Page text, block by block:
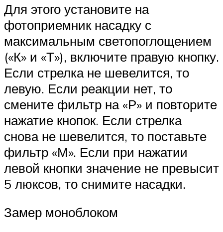
Для этого установите на
фотоприемник насадку с
максимальным светопоглощением
(«К» и «Т»), включите правую кнопку.
Если стрелка не шевелится, то
левую. Если реакции нет, то
смените фильтр на «Р» и повторите
нажатие кнопок. Если стрелка
снова не шевелится, то поставьте
фильтр «М». Если при нажатии
левой кнопки значение не превысит
5 люксов, то снимите насадки.
Замер моноблоком